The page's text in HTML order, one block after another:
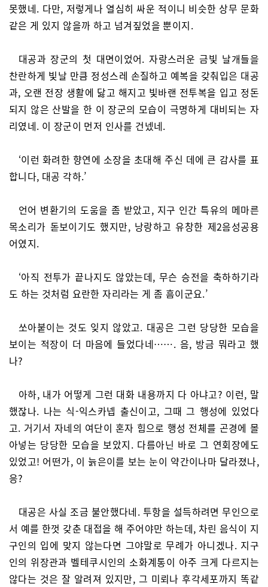
못했네. 다만, 저렇게나 열심히 싸운 적이니 비슷한 상무 문화
같은 게 있지 않을까 하고 넘겨짚었을 뿐이지.
대공과 장군의 첫 대면이었어. 자랑스러운 금빛 날개들을
찬란하게 빛날 만큼 정성스레 손질하고 예복을 갖춰입은 대공
과, 오랜 전장 생활에 닳고 해지고 빛바랜 전투복을 입고 정돈
되지 않은 산발을 한 이 장군의 모습이 극명하게 대비되는 자
리였네. 이 장군이 먼저 인사를 건넸네.
‘이런 화려한 향연에 소장을 초대해 주신 데에 큰 감사를 표
합니다, 대공 각하.’
언어 변환기의 도움을 좀 받았고, 지구 인간 특유의 메마른
목소리가 돋보이기도 했지만, 낭랑하고 유창한 제2음성공용
어였지.
‘아직 전투가 끝나지도 않았는데, 무슨 승전을 축하하기라
도 하는 것처럼 요란한 자리라는 게 좀 흠이군요.’
쏘아붙이는 것도 잊지 않았고. 대공은 그런 당당한 모습을
보이는 적장이 더 마음에 들었다네……. 음, 방금 뭐라고 했
나?
아하, 내가 어떻게 그런 대화 내용까지 다 아냐고? 이런, 말
했잖나. 나는 식-익스카넵 출신이고, 그때 그 행성에 있었다
고. 거기서 자네의 여단이 혼자 힘으로 행성 전체를 곤경에 몰
아넣는 당당한 모습을 보았지. 다름아닌 바로 그 연회장에도
있었고! 어떤가, 이 늙은이를 보는 눈이 약간이나마 달라졌나,
응?
대공은 사실 조금 불안했다네. 투항을 설득하려면 무인으로
서 예를 한껏 갖춘 대접을 해 주어야만 하는데, 차린 음식이 지
구인의 입에 맞지 않는다면 그야말로 무례가 아니겠나. 지구
인의 위장관과 벨테쿠시인의 소화계통이 아주 크게 다르지는
않다는 것은 잘 알려져 있지만, 그 미뢰나 후각세포까지 똑같